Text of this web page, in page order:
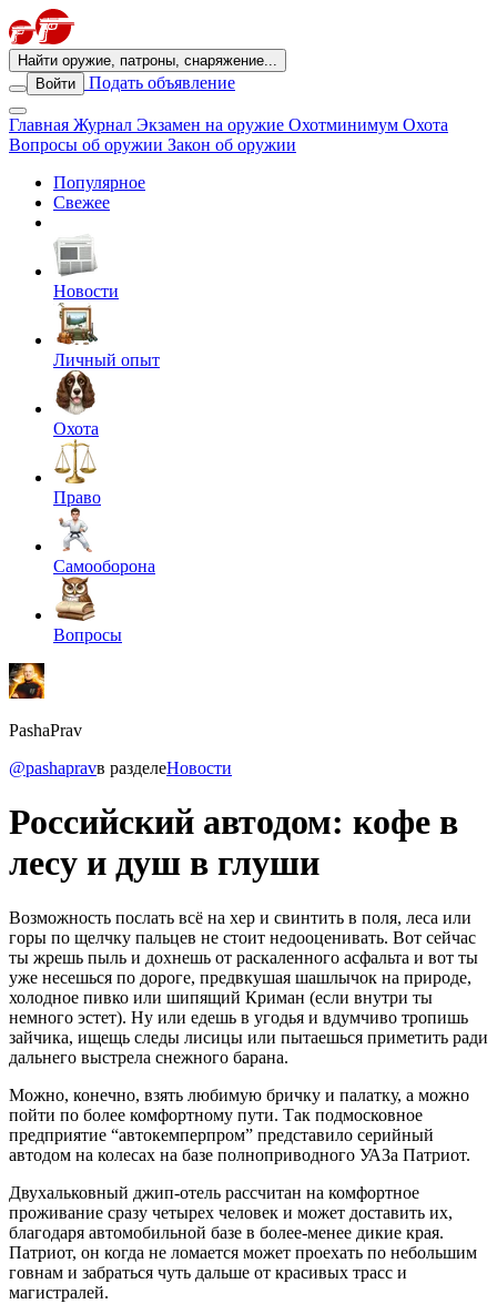
Найти оружие, патроны, снаряжение...
Войти
Подать объявление
Главная Журнал Экзамен на оружие Охотминимум Охота
Вопросы об оружии Закон об оружии
Популярное
Свежее
Новости
Личный опыт
Охота
Право
Самооборона
Вопросы
PashaPrav
@pashapravв разделеНовости
Российский автодом: кофе в
лесу и душ в глуши
Возможность послать всё на хер и свинтить в поля, леса или
горы по щелчку пальцев не стоит недооценивать. Вот сейчас
ты жрешь пыль и дохнешь от раскаленного асфальта и вот ты
уже несешься по дороге, предвкушая шашлычок на природе,
холодное пивко или шипящий Криман (если внутри ты
немного эстет). Ну или едешь в угодья и вдумчиво тропишь
зайчика, ищещь следы лисицы или пытаешься приметить ради
дальнего выстрела снежного барана.
Можно, конечно, взять любимую бричку и палатку, а можно
пойти по более комфортному пути. Так подмосковное
предприятие “автокемперпром” представило серийный
автодом на колесах на базе полноприводного УАЗа Патриот.
Двухальковный джип-отель рассчитан на комфортное
проживание сразу четырех человек и может доставить их,
благодаря автомобильной базе в более-менее дикие края.
Патриот, он когда не ломается может проехать по небольшим
говнам и забраться чуть дальше от красивых трасс и
магистралей.